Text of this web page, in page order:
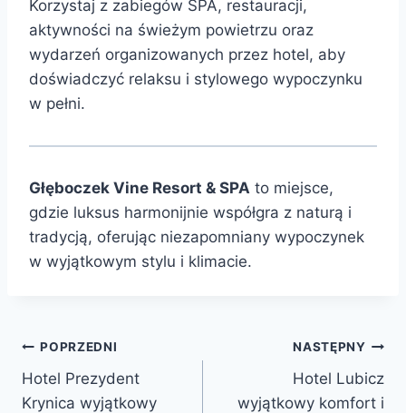
Korzystaj z zabiegów SPA, restauracji,
aktywności na świeżym powietrzu oraz
wydarzeń organizowanych przez hotel, aby
doświadczyć relaksu i stylowego wypoczynku
w pełni.
Głęboczek Vine Resort & SPA to miejsce,
gdzie luksus harmonijnie współgra z naturą i
tradycją, oferując niezapomniany wypoczynek
w wyjątkowym stylu i klimacie.
Nawigacja
wpisu
POPRZEDNI
Hotel Prezydent
Krynica wyjątkowy
NASTĘPNY
Hotel Lubicz
wyjątkowy komfort i